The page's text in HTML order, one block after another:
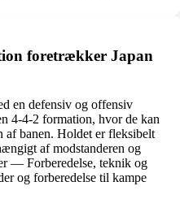
foretrækker Japan
en defensiv og offensiv
4-4-2 formation, hvor de kan
af banen. Holdet er fleksibelt
af modstanderen og
— Forberedelse, teknik og
og forberedelse til kampe